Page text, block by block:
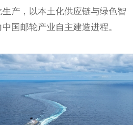
产，以本土化供应链与绿色智
国邮轮产业自主建造进程。